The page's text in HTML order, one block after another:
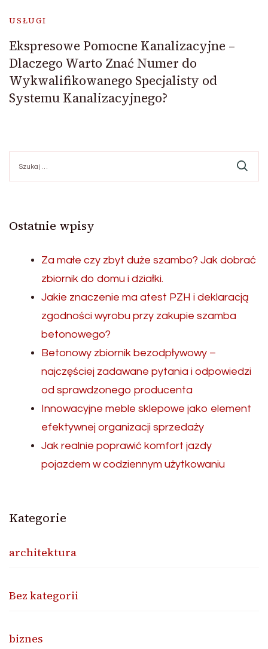
USŁUGI
Ekspresowe Pomocne Kanalizacyjne –
Dlaczego Warto Znać Numer do
Wykwalifikowanego Specjalisty od
Systemu Kanalizacyjnego?
Ostatnie wpisy
Za małe czy zbyt duże szambo? Jak dobrać
zbiornik do domu i działki.
Jakie znaczenie ma atest PZH i deklaracją
zgodności wyrobu przy zakupie szamba
betonowego?
Betonowy zbiornik bezodpływowy –
najczęściej zadawane pytania i odpowiedzi
od sprawdzonego producenta
Innowacyjne meble sklepowe jako element
efektywnej organizacji sprzedaży
Jak realnie poprawić komfort jazdy
pojazdem w codziennym użytkowaniu
Kategorie
architektura
Bez kategorii
biznes